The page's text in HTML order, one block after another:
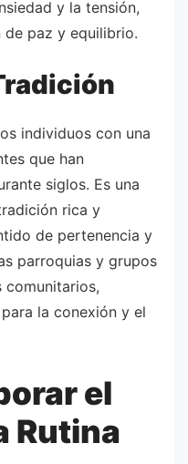
y la tensión,
de paz y equilibrio.
individuos con una
que han
siglos. Es una
rica y
de pertenencia y
parroquias y grupos
comunitarios,
la conexión y el
el
Rutina